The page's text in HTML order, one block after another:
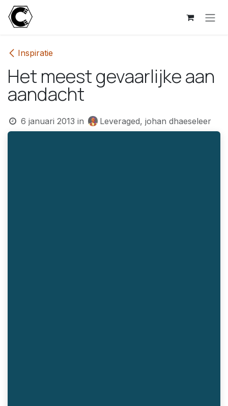
Overslaan naar inhoud
Inspiratie
Het meest gevaarlijke aan
aandacht
6 januari 2013 in Leveraged, johan dhaeseleer